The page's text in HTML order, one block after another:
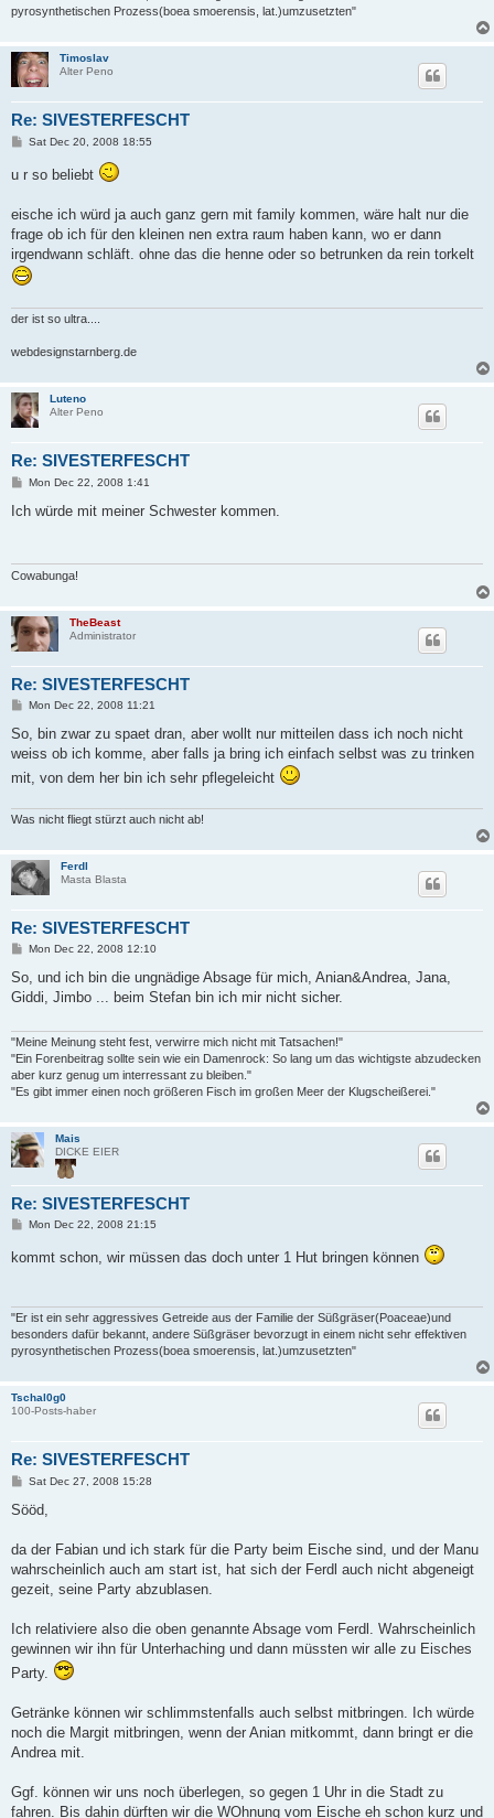
pyrosynthetischen Prozess(boea smoerensis, lat.)umzusetzten"
Timoslav
Alter Peno
Re: SIVESTERFESCHT
P
t
Sat Dec 20, 2008 18:55
u r so beliebt
eische ich würd ja auch ganz gern mit family kommen, wäre halt nur die
frage ob ich für den kleinen nen extra raum haben kann, wo er dann
irgendwann schläft. ohne das die henne oder so betrunken da rein torkelt
der ist so ultra....
webdesignstarnberg.de
Luteno
Alter Peno
Re: SIVESTERFESCHT
P
s
Mon Dec 22, 2008 1:41
Ich würde mit meiner Schwester kommen.
Cowabunga!
TheBeast
Administrator
Re: SIVESTERFESCHT
P
s
Mon Dec 22, 2008 11:21
So, bin zwar zu spaet dran, aber wollt nur mitteilen dass ich noch nicht
weiss ob ich komme, aber falls ja bring ich einfach selbst was zu trinken
mit, von dem her bin ich sehr pflegeleicht
Was nicht fliegt stürzt auch nicht ab!
Ferdl
Masta Blasta
Re: SIVESTERFESCHT
P
s
Mon Dec 22, 2008 12:10
So, und ich bin die ungnädige Absage für mich, Anian&Andrea, Jana,
Giddi, Jimbo ... beim Stefan bin ich mir nicht sicher.
"Meine Meinung steht fest, verwirre mich nicht mit Tatsachen!"
"Ein Forenbeitrag sollte sein wie ein Damenrock: So lang um das wichtigste abzudecken
aber kurz genug um interressant zu bleiben."
"Es gibt immer einen noch größeren Fisch im großen Meer der Klugscheißerei."
Mais
DICKE EIER
Re: SIVESTERFESCHT
P
t
Mon Dec 22, 2008 21:15
kommt schon, wir müssen das doch unter 1 Hut bringen können
"Er ist ein sehr aggressives Getreide aus der Familie der Süßgräser(Poaceae)und
besonders dafür bekannt, andere Süßgräser bevorzugt in einem nicht sehr effektiven
pyrosynthetischen Prozess(boea smoerensis, lat.)umzusetzten"
Tschal0g0
100-Posts-haber
Re: SIVESTERFESCHT
P
s
Sat Dec 27, 2008 15:28
Sööd,
da der Fabian und ich stark für die Party beim Eische sind, und der Manu
wahrscheinlich auch am start ist, hat sich der Ferdl auch nicht abgeneigt
gezeit, seine Party abzublasen.
Ich relativiere also die oben genannte Absage vom Ferdl. Wahrscheinlich
gewinnen wir ihn für Unterhaching und dann müssten wir alle zu Eisches
Party.
Getränke können wir schlimmstenfalls auch selbst mitbringen. Ich würde
noch die Margit mitbringen, wenn der Anian mitkommt, dann bringt er die
Andrea mit.
Ggf. können wir uns noch überlegen, so gegen 1 Uhr in die Stadt zu
fahren. Bis dahin dürften wir die WOhnung vom Eische eh schon kurz und